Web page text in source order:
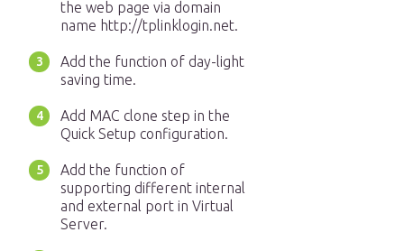
the web page via domain
name http://tplinklogin.net.
Add the function of day-light
saving time.
Add MAC clone step in the
Quick Setup configuration.
Add the function of
supporting different internal
and external port in Virtual
Server.